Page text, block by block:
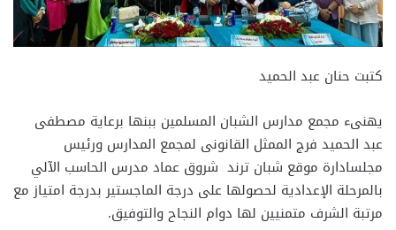
كتبت حنان عبد الحميد
يهنىء مجمع مدارس الشبان المسلمين ببنها برعاية مصطفى
عبد الحميد فرج الممثل القانونى لمجمع المدارس ورئيس
مجلسادارة موقع شبان ترند شروق عماد مدرس الحاسب الآلي
بالمرحلة الإعدادية لحصولها على درجة الماجستير بدرجة امتياز مع
مرتبة الشرف متمنيين لها دوام النجاح والتوفيق.